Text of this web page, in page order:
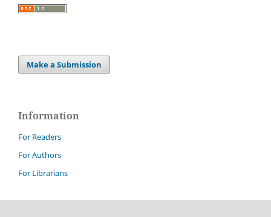
Make a Submission
Information
For Readers
For Authors
For Librarians